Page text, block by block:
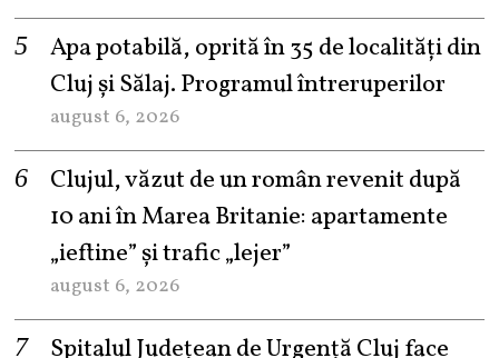
Apa potabilă, oprită în 35 de localități din
Cluj și Sălaj. Programul întreruperilor
august 6, 2026
Clujul, văzut de un român revenit după
10 ani în Marea Britanie: apartamente
„ieftine” și trafic „lejer”
august 6, 2026
Spitalul Județean de Urgență Cluj face